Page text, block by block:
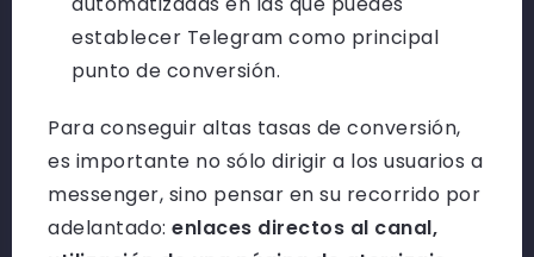
establecer Telegram como principal
punto de conversión.
Para conseguir altas tasas de conversión,
es importante no sólo dirigir a los usuarios a
messenger, sino pensar en su recorrido por
adelantado: enlaces directos al canal,